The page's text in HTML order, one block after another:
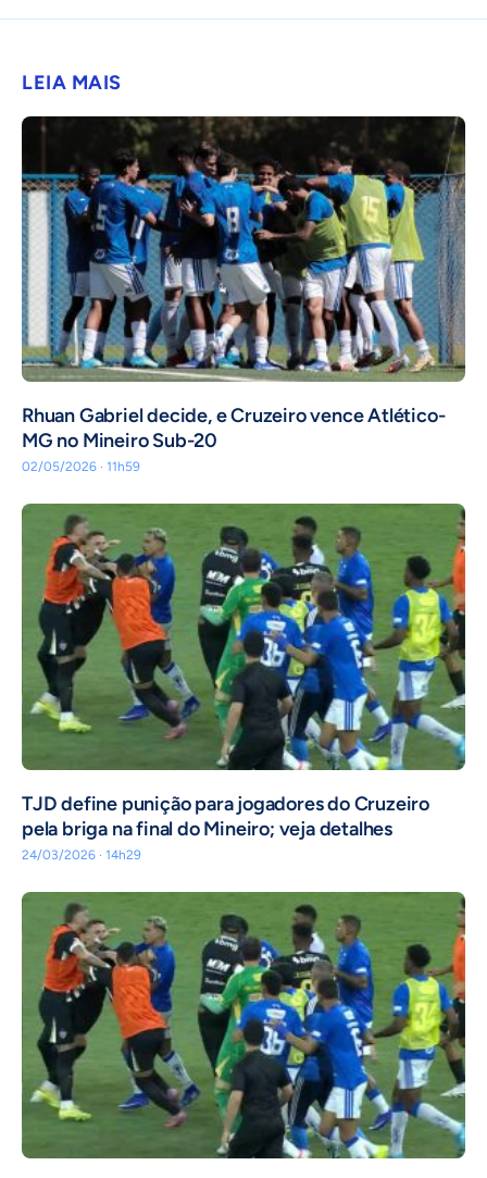
LEIA MAIS
Rhuan Gabriel decide, e Cruzeiro vence Atlético-
MG no Mineiro Sub-20
02/05/2026 · 11h59
TJD define punição para jogadores do Cruzeiro
pela briga na final do Mineiro; veja detalhes
24/03/2026 · 14h29